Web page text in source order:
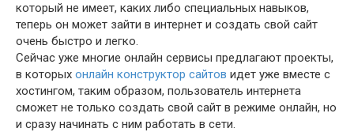
который не имеет, каких либо специальных навыков,
теперь он может зайти в интернет и создать свой сайт
очень быстро и легко.
Сейчас уже многие онлайн сервисы предлагают проекты,
в которых онлайн конструктор сайтов идет уже вместе с
хостингом, таким образом, пользователь интернета
сможет не только создать свой сайт в режиме онлайн, но
и сразу начинать с ним работать в сети.